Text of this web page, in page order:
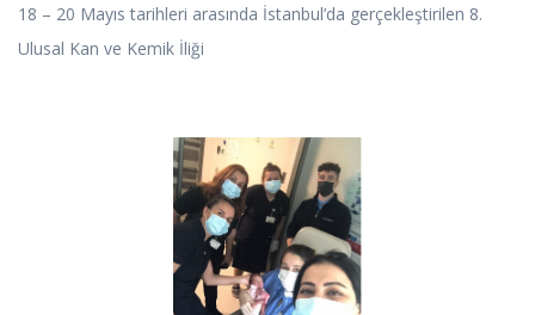
18 – 20 Mayıs tarihleri arasında İstanbul’da gerçekleştirilen 8.
Ulusal Kan ve Kemik İliği